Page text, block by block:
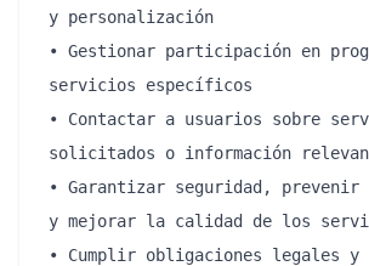
y personalización
• Gestionar participación en
servicios específicos
• Contactar a usuarios sobre
solicitados o información
• Garantizar seguridad, prevenir
y mejorar la calidad de los
• Cumplir obligaciones legales